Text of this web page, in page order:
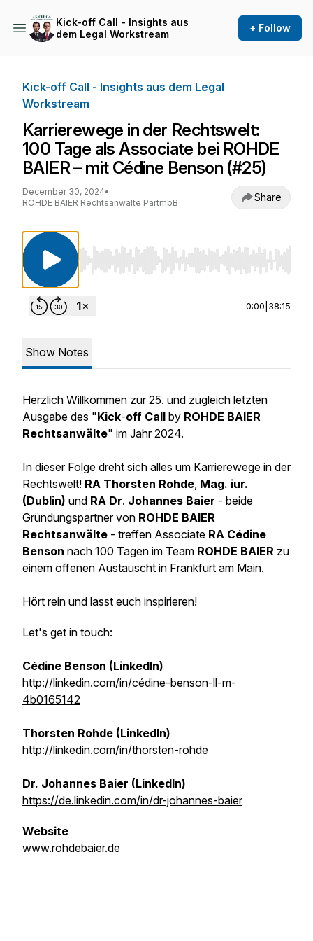
Kick-off Call - Insights aus
dem Legal Workstream
+ Follow
Kick-off Call - Insights aus dem Legal
Workstream
Karrierewege in der Rechtswelt:
100 Tage als Associate bei ROHDE
BAIER – mit Cédine Benson (#25)
December 30, 2024•
ROHDE BAIER Rechtsanwälte PartmbB
Share
Use Left/Right to seek, Home/End to jump
0:00 38:15
Show Notes
Herzlich Willkommen zur 25. und zugleich letzten
Ausgabe des "Kick-off Call by ROHDE BAIER
Rechtsanwälte" im Jahr 2024.
In dieser Folge dreht sich alles um Karrierewege in der
Rechtswelt! RA Thorsten Rohde, Mag. iur.
(Dublin) und RA Dr. Johannes Baier - beide
Gründungspartner von ROHDE BAIER
Rechtsanwälte - treffen Associate RA Cédine
Benson nach 100 Tagen im Team ROHDE BAIER zu
einem offenen Austauscht in Frankfurt am Main.
Hört rein und lasst euch inspirieren!
Let's get in touch:
Cédine Benson (LinkedIn)
http://linkedin.com/in/cédine-benson-ll-m-
4b0165142
Thorsten Rohde (LinkedIn)
http://linkedin.com/in/thorsten-rohde
Dr. Johannes Baier (LinkedIn)
https://de.linkedin.com/in/dr-johannes-baier
Website
www.rohdebaier.de